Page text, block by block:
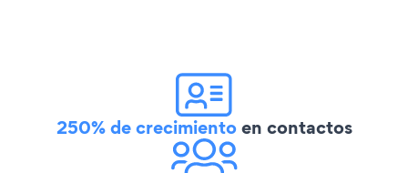
250% de crecimientoen contactos